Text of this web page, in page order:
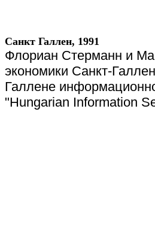
Санкт Галлен, 1991
Флориан Стерманн и
экономики Санкт-
Галлене
"Hungarian Information